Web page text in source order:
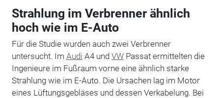
Strahlung im Verbrenner ähnlich
hoch wie im E-Auto
Für die Studie wurden auch zwei Verbrenner
untersucht. Im Audi A4 und VWPassat ermittelten die
Ingenieure im Fußraum vorne eine ähnlich starke
Strahlung wie im E-Auto. Die Ursachen lag im Motor
eines Lüftungsgebläses und dessen Verkabelung. Bei